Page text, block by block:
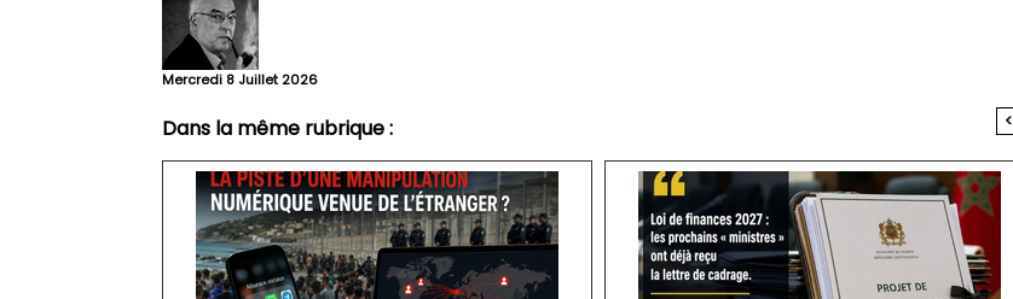
Mercredi 8 Juillet 2026
Dans la même rubrique : <